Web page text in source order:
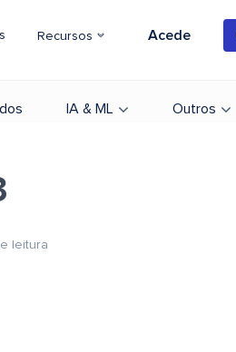
Recursos Acede
IA & ML Outros
leitura